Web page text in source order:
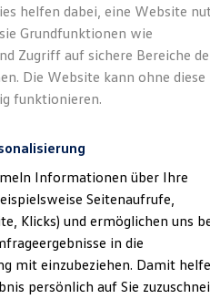
Leasing
Leasing
Garantien
bei Volkswagen
für sich.
& Rechtliches)
helfen dabei, eine Website
Grundfunktionen wie
Zugriff auf sichere Bereiche
Die Website kann ohne diese
funktionieren.
Informationen über Ihre
Seitenaufrufe,
Klicks) und ermöglichen uns
in die
mit einzubeziehen. Damit
persönlich auf Sie